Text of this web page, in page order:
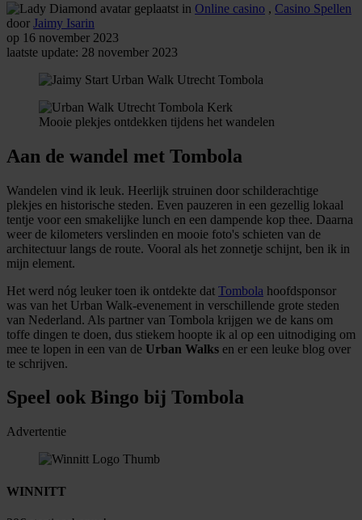
geplaatst in Online casino , Casino Spellen
door Jaimy Isarin
op 16 november 2023
laatste update: 28 november 2023
Mooie plekjes ontdekken tijdens het wandelen
Aan de wandel met Tombola
Wandelen vind ik leuk. Heerlijk struinen door schilderachtige
plekjes en historische steden. Even pauzeren in een gezellig lokaal
tentje voor een smakelijke lunch en een dampende kop thee. Daarna
weer de kilometers verslinden en mooie foto's schieten van de
architectuur langs de route. Vooral als het zonnetje schijnt, ben ik in
mijn element.
Het werd nóg leuker toen ik ontdekte dat Tombola hoofdsponsor
was van het Urban Walk-evenement in verschillende grote steden
van Nederland. Als partner van Tombola krijgen we de kans om
toffe dingen te doen, dus stiekem hoopte ik al op een uitnodiging om
mee te lopen in een van de Urban Walks en er een leuke blog over
te schrijven.
Speel ook Bingo bij Tombola
Advertentie
WINNITT